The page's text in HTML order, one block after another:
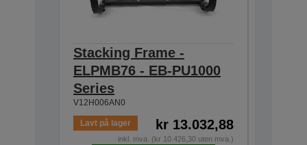
Stacking Frame -
ELPMB76 - EB-PU1000
Series
V12H006AN0
Lavt på lager kr 13.032,88
inkl. mva. (kr 10.426,30 uten mva.)